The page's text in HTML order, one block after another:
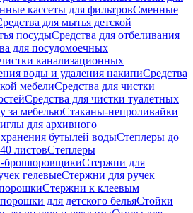
кассеты для фильтровСменные
для мытья детской
посудыСредства для отбеливания
для посудомоечных
канализационных
воды и удаления накипиСредства
мебелиСредства для чистки
Средства для чистки туалетных
за мебельюСтаканы-непроливайки
для архивного
бутылей водыСтеплеры до
листовСтеплеры
брошюровщикиСтержни для
гелевыеСтержни для ручек
Стержни к клеевым
для детского бельяСтойки